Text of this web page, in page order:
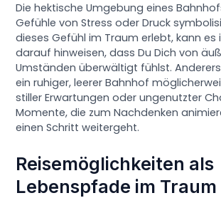
Die hektische Umgebung eines
Gefühle von Stress oder Druck
dieses Gefühl im Traum erlebt, kann es
darauf hinweisen, dass Du Dich von
Umständen überwältigt fühlst.
ein ruhiger, leerer Bahnhof
stiller Erwartungen oder ungenutzter
Momente, die zum Nachdenken
einen Schritt weitergeht.
Reisemöglichkeiten als
Lebenspfade im Traum